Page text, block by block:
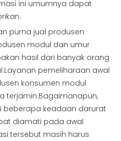
ini umumnya dapat
purna jual produsen
modul dan umur
hasil dari banyak orang
pemeliharaan awal
konsumen modul
terjamin.Bagaimanapun,
keadaan darurat
diamati pada awal
tersebut masih harus